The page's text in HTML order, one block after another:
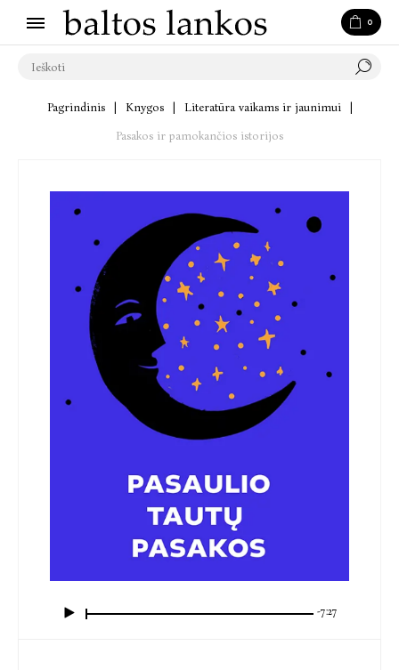
0
Pagrindinis Knygos Literatūra vaikams ir jaunimui
Pasakos ir pamokančios istorijos
-7:27